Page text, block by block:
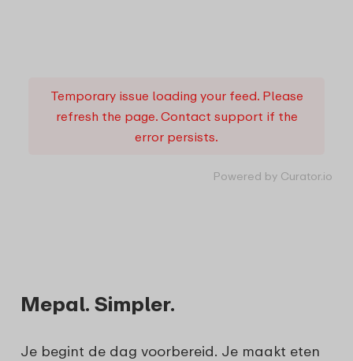
Temporary issue loading your feed. Please
refresh the page. Contact support if the
error persists.
Powered by Curator.io
Mepal. Simpler.
Je begint de dag voorbereid. Je maakt eten